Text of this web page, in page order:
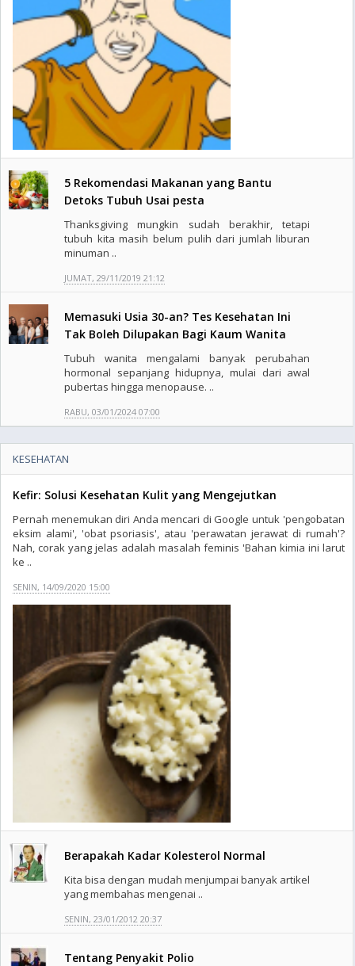
5 Rekomendasi Makanan yang Bantu
Detoks Tubuh Usai pesta
Thanksgiving mungkin sudah berakhir, tetapi
tubuh kita masih belum pulih dari jumlah liburan
minuman ..
JUMAT, 29/11/2019 21:12
Memasuki Usia 30-an? Tes Kesehatan Ini
Tak Boleh Dilupakan Bagi Kaum Wanita
Tubuh wanita mengalami banyak perubahan
hormonal sepanjang hidupnya, mulai dari awal
pubertas hingga menopause. ..
RABU, 03/01/2024 07:00
KESEHATAN
Kefir: Solusi Kesehatan Kulit yang Mengejutkan
Pernah menemukan diri Anda mencari di Google untuk 'pengobatan
eksim alami', 'obat psoriasis', atau 'perawatan jerawat di rumah'?
Nah, corak yang jelas adalah masalah feminis 'Bahan kimia ini larut
ke ..
SENIN, 14/09/2020 15:00
Berapakah Kadar Kolesterol Normal
Kita bisa dengan mudah menjumpai banyak artikel
yang membahas mengenai ..
SENIN, 23/01/2012 20:37
Tentang Penyakit Polio